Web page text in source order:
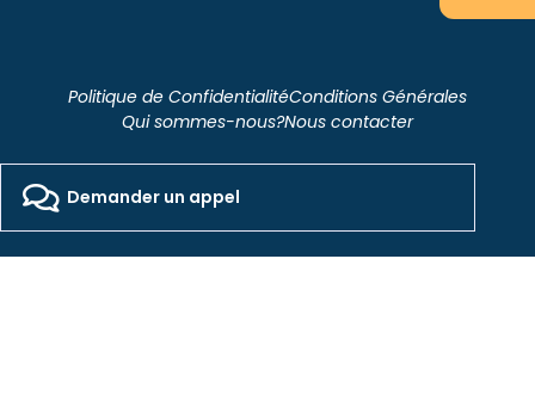
Politique de ConfidentialitéConditions Générales
Qui sommes-nous?Nous contacter
2026 - Freepackers - All Rights Reserved​
Designed by Pocom Digital Agency
Demander un appel